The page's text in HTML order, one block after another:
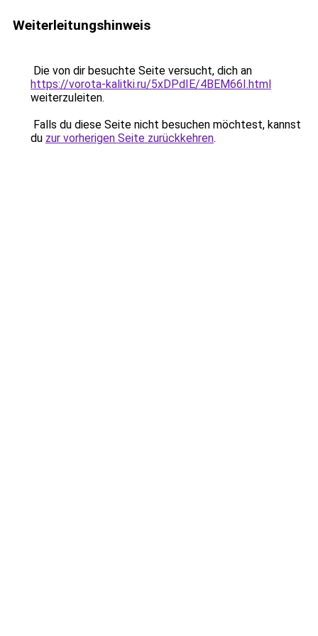
Weiterleitungshinweis
Die von dir besuchte Seite versucht, dich an
https://vorota-kalitki.ru/5xDPdIE/4BEM66I.html
weiterzuleiten.
Falls du diese Seite nicht besuchen möchtest, kannst
du zur vorherigen Seite zurückkehren.